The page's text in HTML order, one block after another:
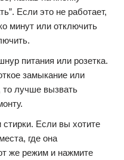
Если это не работает,
минут или отключить
питания или розетка.
замыкание или
то лучше вызвать
Если вы хотите
где она
же режим и нажмите